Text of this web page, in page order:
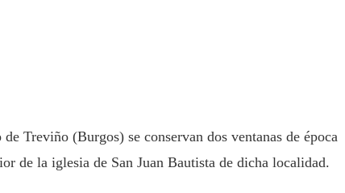
Treviño (Burgos) se conservan dos ventanas de época
de la iglesia de San Juan Bautista de dicha localidad.